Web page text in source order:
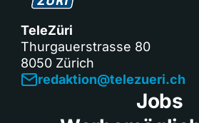
TeleZüri
Thurgauerstrasse 80
8050 Zürich
redaktion@telezueri.ch
Jobs